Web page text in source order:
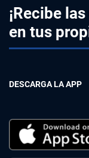
¡Recibe
en tus
DESCARGA LA APP